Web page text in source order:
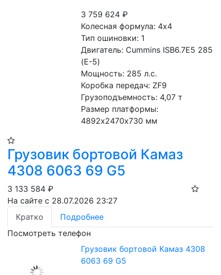
3 759 624₽
Колесная формула: 4х4
Тип ошиновки: 1
Двигатель: Cummins ISB6.7E5 285
(Е-5)
Мощность: 285 л.с.
Коробка передач: ZF9
Грузоподъемность: 4,07 т
Размер платформы:
4892х2470х730 мм
Грузовик бортовой Камаз
4308 6063 69 G5
3 133 584 ₽
На сайте с 28.07.2026 23:27
Кратко
Подробнее
Посмотреть телефон
Грузовик бортовой Камаз 4308
6063 69 G5